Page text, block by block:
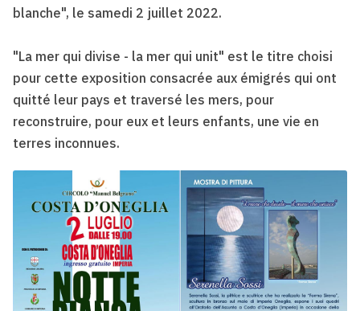
blanche", le samedi 2 juillet 2022.
"La mer qui divise - la mer qui unit" est le titre choisi
pour cette exposition consacrée aux émigrés qui ont
quitté leur pays et traversé les mers, pour
reconstruire, pour eux et leurs enfants, une vie en
terres inconnues.